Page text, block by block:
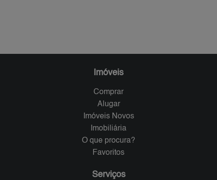
Imóveis
Comprar
Alugar
Imóveis Novos
Imobiliária
O que procura?
Favoritos
Serviços